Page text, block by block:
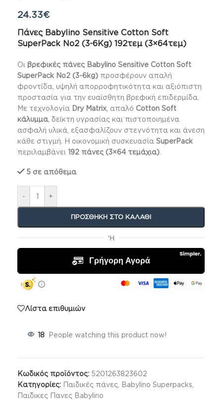
24.33€
Πάνες Babylino Sensitive Cotton Soft
SuperPack No2 (3-6Kg) 192τεμ (3×64τεμ)
Οι βρεφικές πάνες Babylino Sensitive Cotton Soft
SuperPack No2 (3-6kg) προσφέρουν απαλή
φροντίδα, υψηλή απορροφητικότητα και αξιόπιστη
προστασία για την ευαίσθητη βρεφική επιδερμίδα.
Με τεχνολογία Dry Matrix , απαλό Cotton Soft
κάλυμμα, δείκτη υγρασίας και πιστοποιημένα
ασφαλή υλικά, εξασφαλίζουν στεγνότητα και άνεση
κάθε στιγμή. Η οικονομική συσκευασία SuperPack
περιλαμβάνει 192 πάνες (3×64 τεμάχια)
5 σε απόθεμα
- +
ΠΡΟΣΘΉΚΗ ΣΤΟ ΚΑΛΆΘΙ
Λίστα επιθυμιών
18 People watching this product now!
Κωδικός προϊόντος: 5201263823602
Κατηγορίες: Παιδικές πάνες Babylino Superpacks
Παιδικες Πανες Babylino